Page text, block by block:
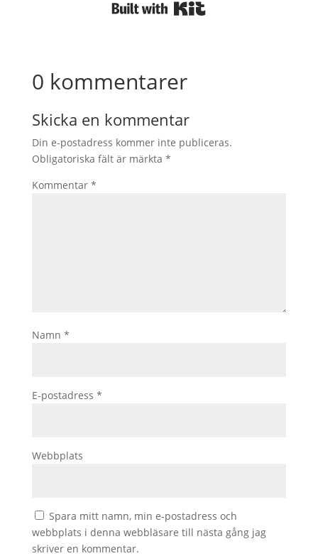
0 kommentarer
Skicka en kommentar
Din e-postadress kommer inte publiceras.
Obligatoriska fält är märkta *
Kommentar *
Namn *
E-postadress *
Webbplats
Spara mitt namn, min e-postadress och
webbplats i denna webbläsare till nästa gång jag
skriver en kommentar.